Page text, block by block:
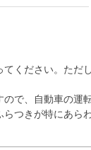
ください。ただ
で、自動車の運
つきが特にあら